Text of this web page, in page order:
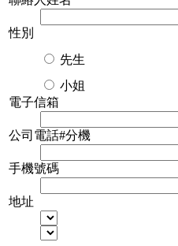
性別
先生
小姐
電子信箱
公司電話#分機
手機號碼
地址